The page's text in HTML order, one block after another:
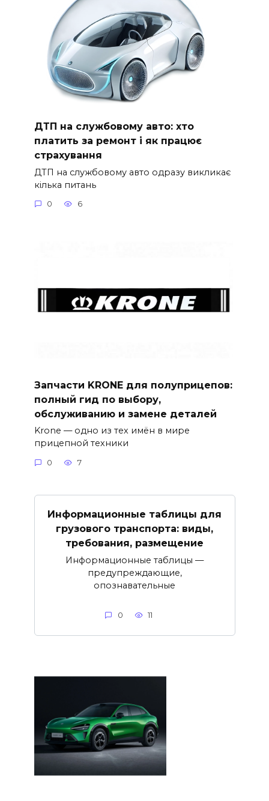
ДТП на службовому авто: хто
платить за ремонт і як працює
страхування
ДТП на службовому авто одразу викликає
кілька питань
0 6
Запчасти KRONE для полуприцепов:
полный гид по выбору,
обслуживанию и замене деталей
Krone — одно из тех имён в мире
прицепной техники
0 7
Информационные таблицы для
грузового транспорта: виды,
требования, размещение
Информационные таблицы —
предупреждающие,
опознавательные
0 11